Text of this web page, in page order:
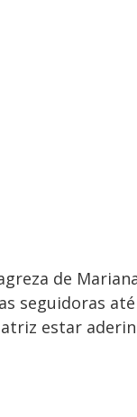
de
seguidoras
estar